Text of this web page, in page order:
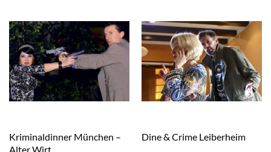
Kriminaldinner München –
Alter Wirt
Dine & Crime Leiberheim